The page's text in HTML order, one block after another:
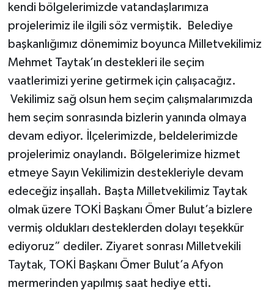
kendi bölgelerimizde vatandaşlarımıza
projelerimiz ile ilgili söz vermiştik. Belediye
başkanlığımız dönemimiz boyunca Milletvekilimiz
Mehmet Taytak’ın destekleri ile seçim
vaatlerimizi yerine getirmek için çalışacağız.
Vekilimiz sağ olsun hem seçim çalışmalarımızda
hem seçim sonrasında bizlerin yanında olmaya
devam ediyor. İlçelerimizde, beldelerimizde
projelerimiz onaylandı. Bölgelerimize hizmet
etmeye Sayın Vekilimizin destekleriyle devam
edeceğiz inşallah. Başta Milletvekilimiz Taytak
olmak üzere TOKİ Başkanı Ömer Bulut’a bizlere
vermiş oldukları desteklerden dolayı teşekkür
ediyoruz” dediler. Ziyaret sonrası Milletvekili
Taytak, TOKİ Başkanı Ömer Bulut’a Afyon
mermerinden yapılmış saat hediye etti.